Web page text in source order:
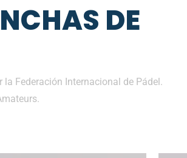
DE
Federación Internacional de Pádel.